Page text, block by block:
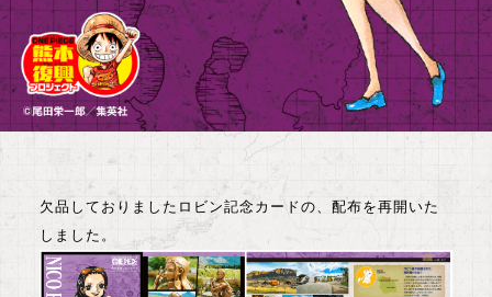
欠品しておりましたロビン記念カードの、配布を再開いた
しました。